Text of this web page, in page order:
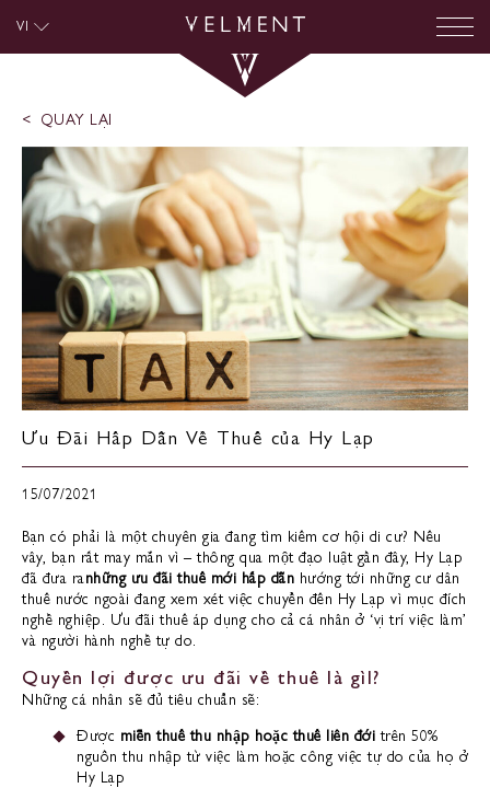
VI
QUAY LẠI
Ưu Đãi Hấp Dẫn Về Thuế của Hy Lạp
15/07/2021
Bạn có phải là một chuyên gia đang tìm kiếm cơ hội di cư? Nếu
vây, bạn rất may mắn vì – thông qua một đạo luật gần đây, Hy Lạp
đã đưa ranhững ưu đãi thuế mới hấp dẫn hướng tới những cư dân
thuế nước ngoài đang xem xét việc chuyển đến Hy Lạp vì mục đích
nghề nghiệp. Ưu đãi thuế áp dụng cho cả cá nhân ở ‘vị trí việc làm’
và người hành nghề tự do.
Quyền lợi được ưu đãi về thuế là gìl?
Những cá nhân sẽ đủ tiêu chuẩn sẽ:
Được miễn thuế thu nhập hoặc thuế liên đớitrên 50%
nguồn thu nhập từ việc làm hoặc công việc tự do của họ ở
Hy Lạp